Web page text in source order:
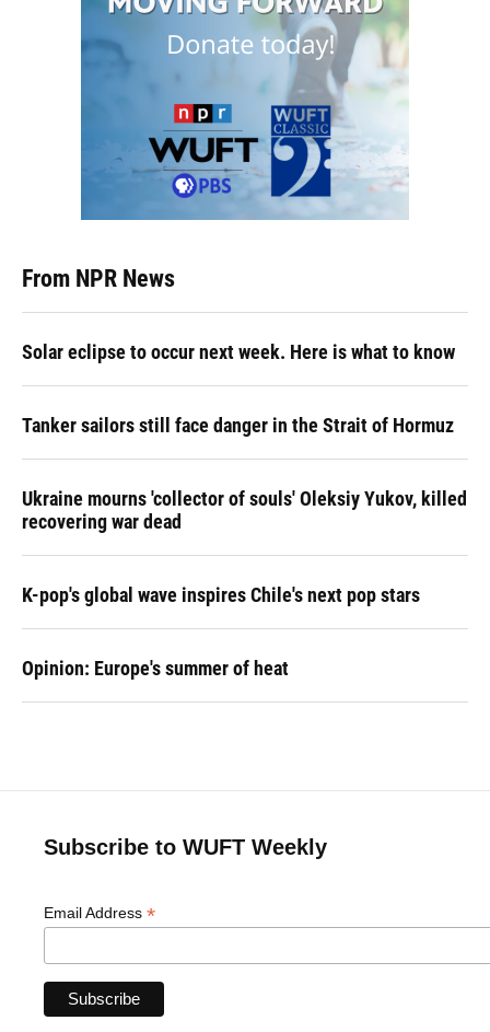
From NPR News
Solar eclipse to occur next week. Here is what to know
Tanker sailors still face danger in the Strait of Hormuz
Ukraine mourns 'collector of souls' Oleksiy Yukov, killed
recovering war dead
K-pop's global wave inspires Chile's next pop stars
Opinion: Europe's summer of heat
Subscribe to WUFT Weekly
Email Address *